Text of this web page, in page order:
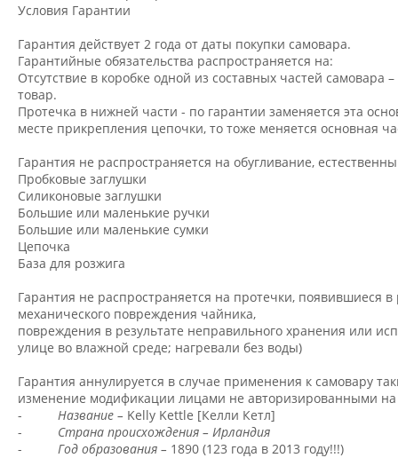
Условия Гарантии
Гарантия действует 2 года от даты покупки самовара.
Гарантийные обязательства распространяется на:
Отсутствие в коробке одной из составных частей
товар.
Протечка в нижней части - по гарантии заменяется эта
месте прикрепления цепочки, то тоже меняется основная
Гарантия не распространяется на обугливание,
Пробковые заглушки
Силиконовые заглушки
Большие или маленькие ручки
Большие или маленькие сумки
Цепочка
База для розжига
Гарантия не распространяется на протечки, появившиеся в
механического повреждения чайника,
повреждения в результате неправильного хранения или
улице во влажной среде; нагревали без воды)
Гарантия аннулируется в случае применения к самовару
изменение модификации лицами не авторизированными на
- Название – Kelly Kettle [Келли Кетл]
- Страна происхождения – Ирландия
- Год образования – 1890 (123 года в 2013 году!!!)